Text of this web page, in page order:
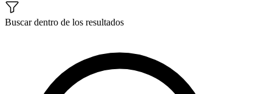
Buscar dentro de los resultados